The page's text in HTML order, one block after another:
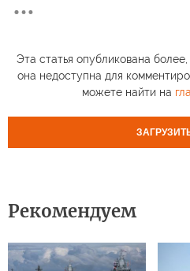
Эта статья опубликована
она недоступна для
можете найти на
Рекомендуем